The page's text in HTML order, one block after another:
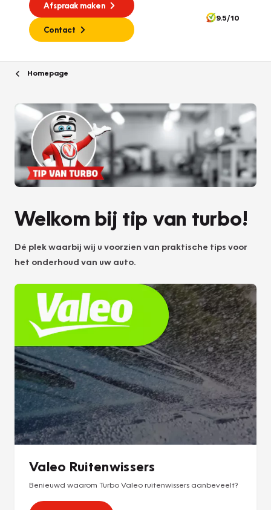
Afspraak maken
Contact
9.5/10
Homepage
Welkom bij tip van turbo!
Dé plek waarbij wij u voorzien van praktische tips voor
het onderhoud van uw auto.
Valeo Ruitenwissers
Benieuwd waarom Turbo Valeo ruitenwissers aanbeveelt?